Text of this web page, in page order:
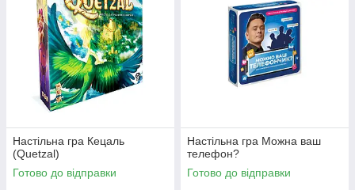
Настільна гра Кецаль
(Quetzal)
Готово до відправки
Настільна гра Можна ваш
телефон?
Готово до відправки